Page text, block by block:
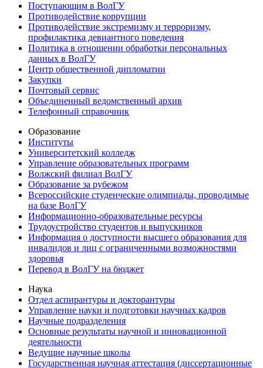
Поступающим в ВолГУ
Противодействие коррупции
Противодействие экстремизму и терроризму,
профилактика девиантного поведения
Политика в отношении обработки персональных
данных в ВолГУ
Центр общественной дипломатии
Закупки
Почтовый сервис
Объединенный ведомственный архив
Телефонный справочник
Образование
Институты
Университетский колледж
Управление образовательных программ
Волжский филиал ВолГУ
Образование за рубежом
Всероссийские студенческие олимпиады, проводимые
на базе ВолГУ
Информационно-образовательные ресурсы
Трудоустройство студентов и выпускников
Информация о доступности высшего образования для
инвалидов и лиц с ограниченными возможностями
здоровья
Перевод в ВолГУ на бюджет
Наука
Отдел аспирантуры и докторантуры
Управление науки и подготовки научных кадров
Научные подразделения
Основные результаты научной и инновационной
деятельности
Ведущие научные школы
Государственная научная аттестация (диссертационные